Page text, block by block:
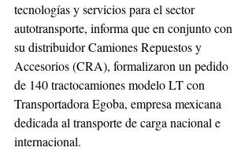
tecnologías y servicios para el sector
autotransporte, informa que en conjunto con
su distribuidor Camiones Repuestos y
Accesorios (CRA), formalizaron un pedido
de 140 tractocamiones modelo LT con
Transportadora Egoba, empresa mexicana
dedicada al transporte de carga nacional e
internacional.